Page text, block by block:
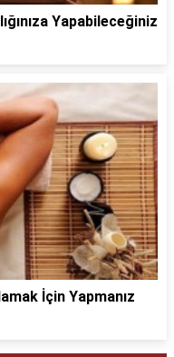
Yapabileceğiniz
İçin Yapmanız